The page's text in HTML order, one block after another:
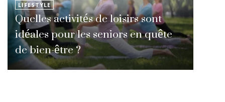
LIFESTYLE
Quelles activités de loisirs sont
idéales pour les seniors en quête
de bien-être ?